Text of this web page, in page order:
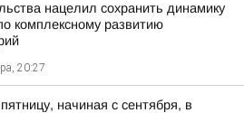
нацелил сохранить динамику
комплексному развитию
20:27
начиная с сентября, в